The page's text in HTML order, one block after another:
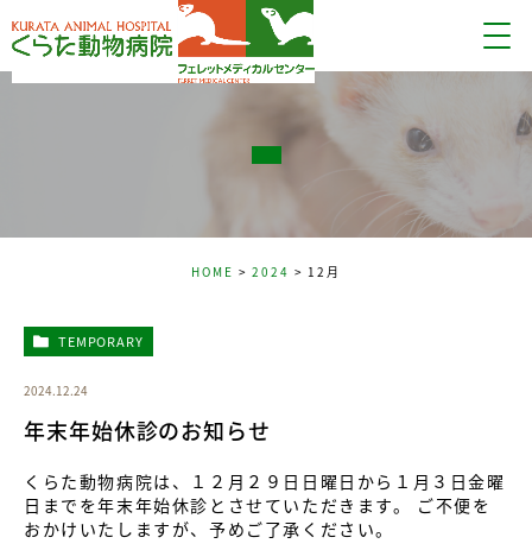
HOME 2024 12月
TEMPORARY
2024.12.24
年末年始休診のお知らせ
くらた動物病院は、１２月２９日日曜日から１月３日金曜
日までを年末年始休診とさせていただきます。 ご不便を
おかけいたしますが、予めご了承ください。